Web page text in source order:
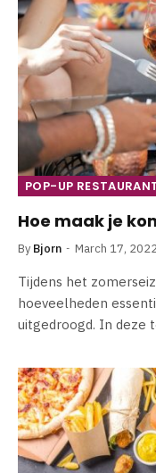
POP-UP
Hoe maak je
By Bjorn March 17,
Tijdens het
hoeveelheden
uitgedroogd. In deze